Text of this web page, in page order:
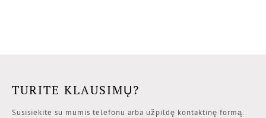
TURITE KLAUSIMŲ?
Susisiekite su mumis telefonu arba užpildę kontaktinę formą.